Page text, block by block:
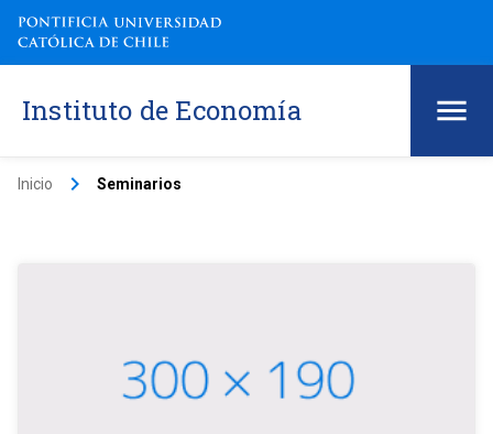
Instituto de Economía
Inicio keyboard_arrow_right Seminarios